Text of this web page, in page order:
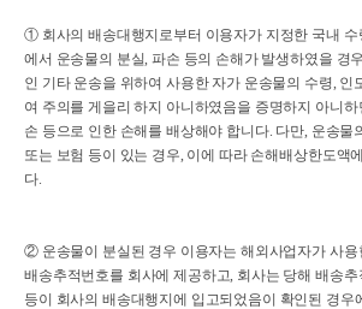
① 회사의 배송대행지로부터 이용자가 지정한 국내
에서 운송물의 분실, 파손 등의 손해가 발생하였을 경
인 기타 운송을 위하여 사용한 자가 운송물의 수령, 인
여 주의를 게을리 하지 아니하였음을 증명하지 아니
손 등으로 인한 손해를 배상해야 합니다. 다만, 운송물
또는 보험 등이 있는 경우, 이에 따라 손해배상한도액
다.
② 운송물이 분실된 경우 이용자는 해외사업자가 사
배송추적번호를 회사에 제공하고, 회사는 당해 배송
등이 회사의 배송대행지에 입고되었음이 확인된 경우